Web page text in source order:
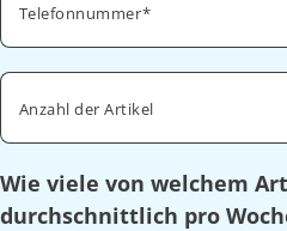
Telefonnummer
Anzahl der Artikel
Wie viele von welchem
durchschnittlich pro